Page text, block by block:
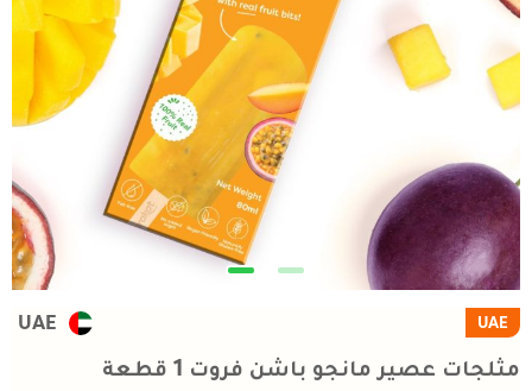
UAE
UAE
مثلجات عصير مانجو باشن فروت 1 قطعة